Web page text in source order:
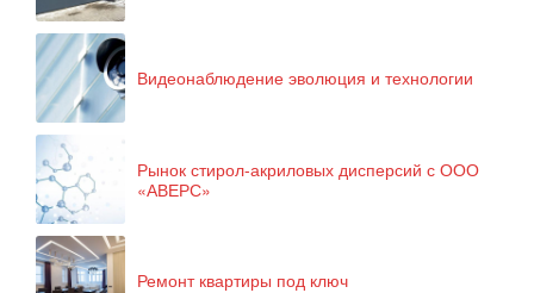
Видеонаблюдение эволюция и технологии
Рынок стирол-акриловых дисперсий с ООО
«АВЕРС»
Ремонт квартиры под ключ